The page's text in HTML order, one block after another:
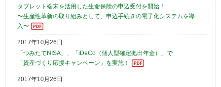
タブレット端末を活用した生命保険の申込受付を開始！
〜生産性革新の取り組みとして、申込手続きの電子化システムを導
入〜
2017年10月26日
「つみたてNISA」、「iDeCo（個人型確定拠出年金）」で
「資産づくり応援キャンペーン」を実施！
2017年10月26日